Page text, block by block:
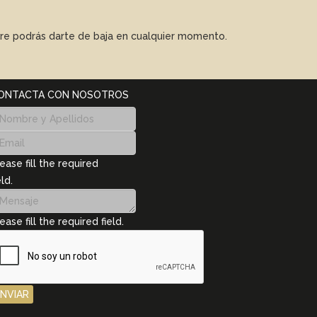
podrás darte de baja en cualquier momento.
CON NOSOTROS
fill the required
fill the required field.